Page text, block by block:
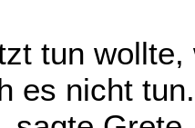
tun
es nicht